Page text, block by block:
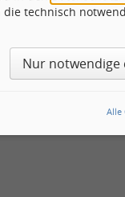
geben nur
technisch
Nur notwendige
Alle